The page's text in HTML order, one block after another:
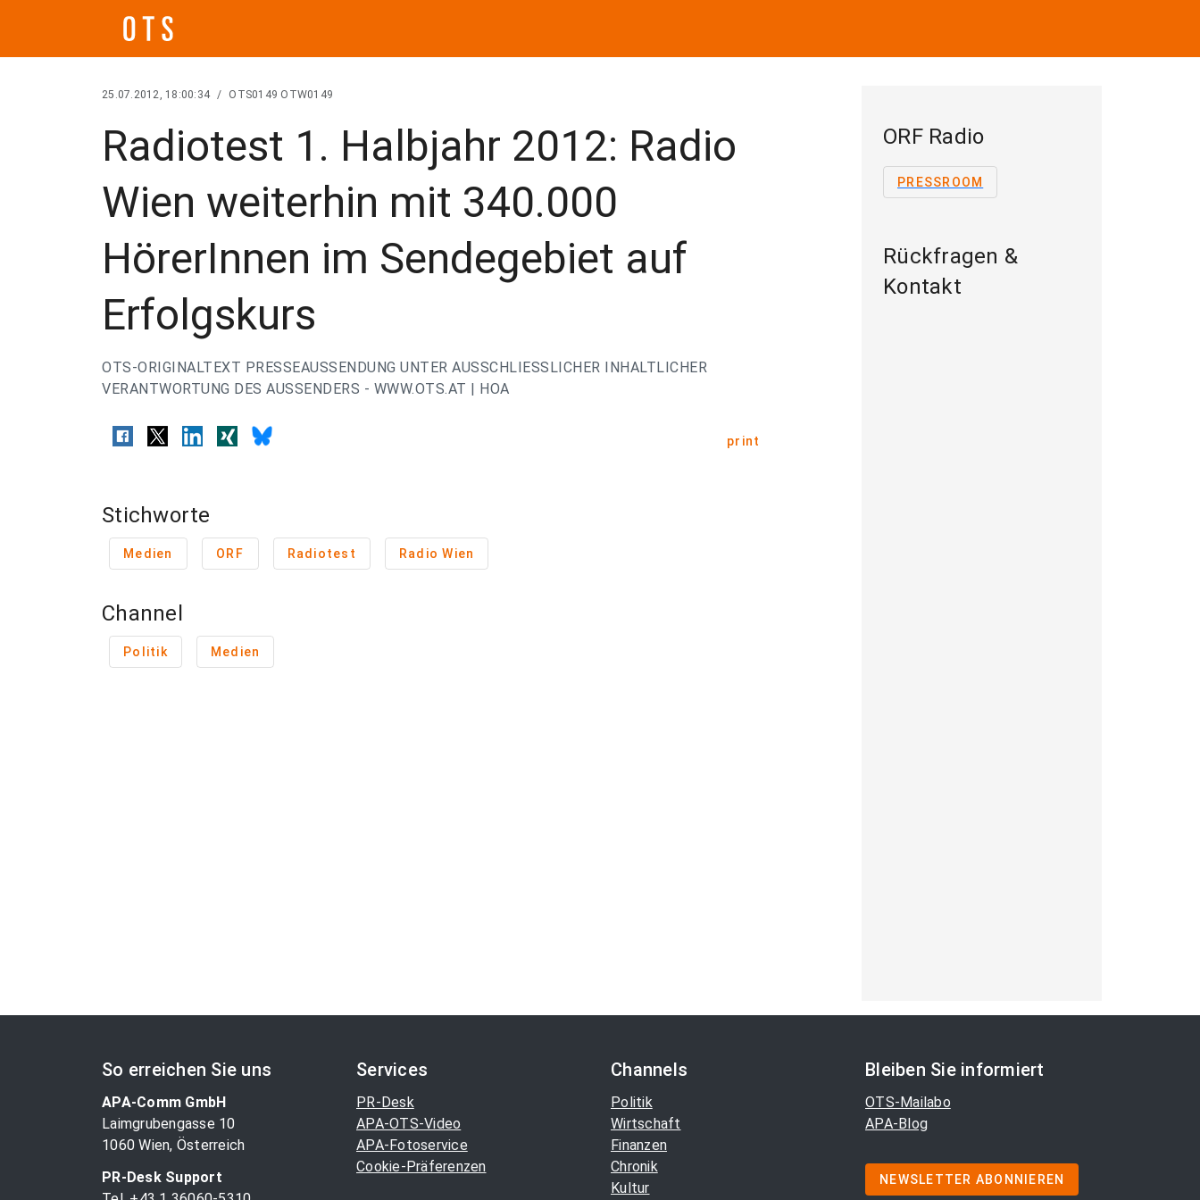
25.07.2012, 18:00:34 / OTS0149 OTW0149
Radiotest 1. Halbjahr 2012: Radio
Wien weiterhin mit 340.000
HörerInnen im Sendegebiet auf
Erfolgskurs
OTS-ORIGINALTEXT PRESSEAUSSENDUNG UNTER AUSSCHLIESSLICHER INHALTLICHER
VERANTWORTUNG DES AUSSENDERS - WWW.OTS.AT | HOA
print
Stichworte
Medien ORF Radiotest Radio Wien
Channel
Politik Medien
ORF Radio
PRESSROOM
Rückfragen &
Kontakt
So erreichen Sie uns
APA-Comm GmbH
Laimgrubengasse 10
1060 Wien, Österreich
PR-Desk Support
Services
PR-Desk
APA-OTS-Video
APA-Fotoservice
Cookie-Präferenzen
Channels
Politik
Wirtschaft
Finanzen
Chronik
Kultur
Bleiben Sie informiert
OTS-Mailabo
APA-Blog
NEWSLETTER ABONNIEREN